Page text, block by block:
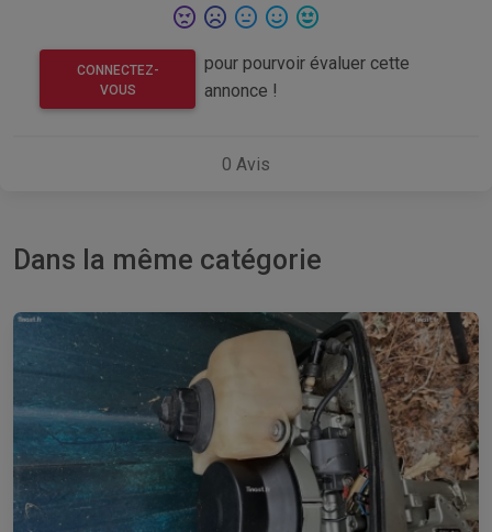
CONNECTEZ-
VOUS
pour pourvoir évaluer cette
annonce !
0 Avis
Dans la même catégorie